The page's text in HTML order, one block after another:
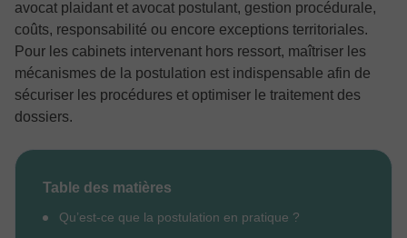
avocat plaidant et avocat postulant, gestion procédurale,
coûts, responsabilité ou encore exceptions territoriales.
Pour les cabinets intervenant hors ressort, maîtriser les
mécanismes de la postulation est indispensable afin de
sécuriser les procédures et optimiser le traitement des
dossiers.
Table des matières
Qu’est-ce que la postulation en pratique ?